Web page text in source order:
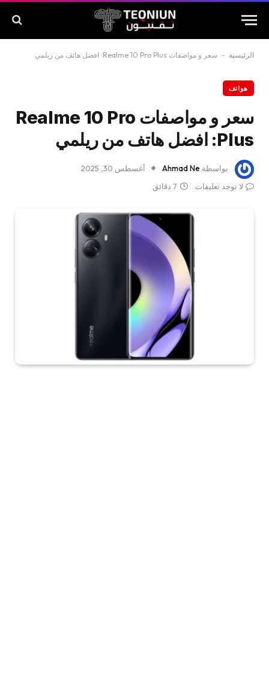
الرئيسية - سعر و مواصفات Realme 10 Pro Plus: افضل هاتف من ريلمي
هواتف
سعر و مواصفات Realme 10 Pro
Plus: افضل هاتف من ريلمي
بواسطة Ahmad Ne
أغسطس 30, 2025
لا توجد تعليقات
7 دقائق